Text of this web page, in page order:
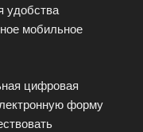
удобства
мобильное
цифровая
форму